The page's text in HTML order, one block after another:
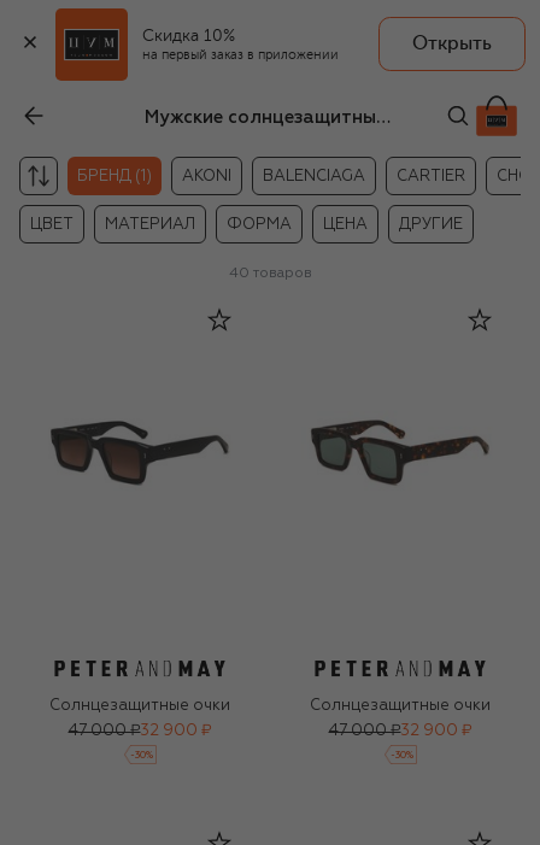
Скидка 10%
на первый заказ в приложении
Открыть
Мужские солнцезащитные очки Peter&May Walk
БРЕНД (1) AKONI BALENCIAGA CARTIER
ЦВЕТ МАТЕРИАЛ ФОРМА ЦЕНА ДРУГИЕ
40 товаров
Солнцезащитные очки
47 000 ₽32 900 ₽
-30%
Солнцезащитные очки
47 000 ₽32 900 ₽
-30%